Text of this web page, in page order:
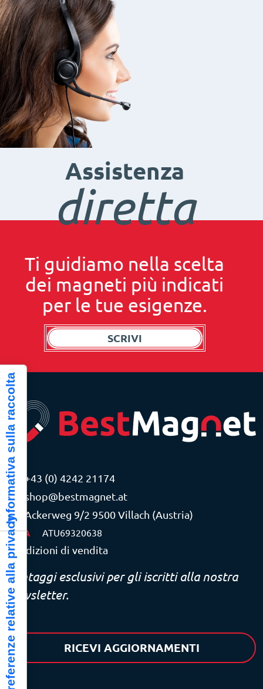
Assistenza
diretta
Ti guidiamo nella scelta
dei magneti più indicati
per le tue esigenze.
SCRIVI
+43 (0) 4242 21174
shop@bestmagnet.at
Ackerweg 9/2 9500 Villach (Austria)
P.IVA ATU69320638
Condizioni di vendita
Vantaggi esclusivi per gli iscritti alla nostra
newsletter.
RICEVI AGGIORNAMENTI
Le tue preferenze relative alla privacy
Informativa sulla raccolta